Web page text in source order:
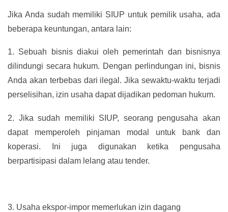
Jika Anda sudah memiliki SIUP untuk pemilik usaha, ada
beberapa keuntungan, antara lain:
1. Sebuah bisnis diakui oleh pemerintah dan bisnisnya
dilindungi secara hukum. Dengan perlindungan ini, bisnis
Anda akan terbebas dari ilegal. Jika sewaktu-waktu terjadi
perselisihan, izin usaha dapat dijadikan pedoman hukum.
2. Jika sudah memiliki SIUP, seorang pengusaha akan
dapat memperoleh pinjaman modal untuk bank dan
koperasi. Ini juga digunakan ketika pengusaha
berpartisipasi dalam lelang atau tender.
3. Usaha ekspor-impor memerlukan izin dagang